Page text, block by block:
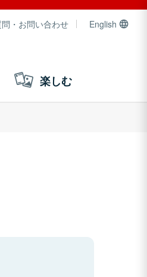
・お問い合わせ English
楽しむ